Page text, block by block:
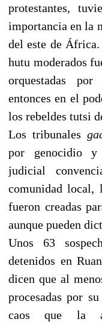
protestantes,
importancia en la
del este de
hutu moderados
orquestadas
entonces en el
los rebeldes tutsi
Los tribunales
por genocidio y
judicial
comunidad local,
fueron creadas
aunque pueden
Unos 63
detenidos en
dicen que al
procesadas por
caos que la